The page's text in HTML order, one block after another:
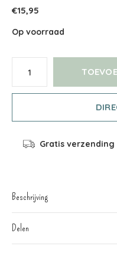
€15,95
Op voorraad
Gratis verzending
Beschrijving
Delen